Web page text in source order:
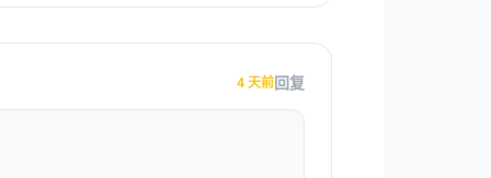
4 天前 回复